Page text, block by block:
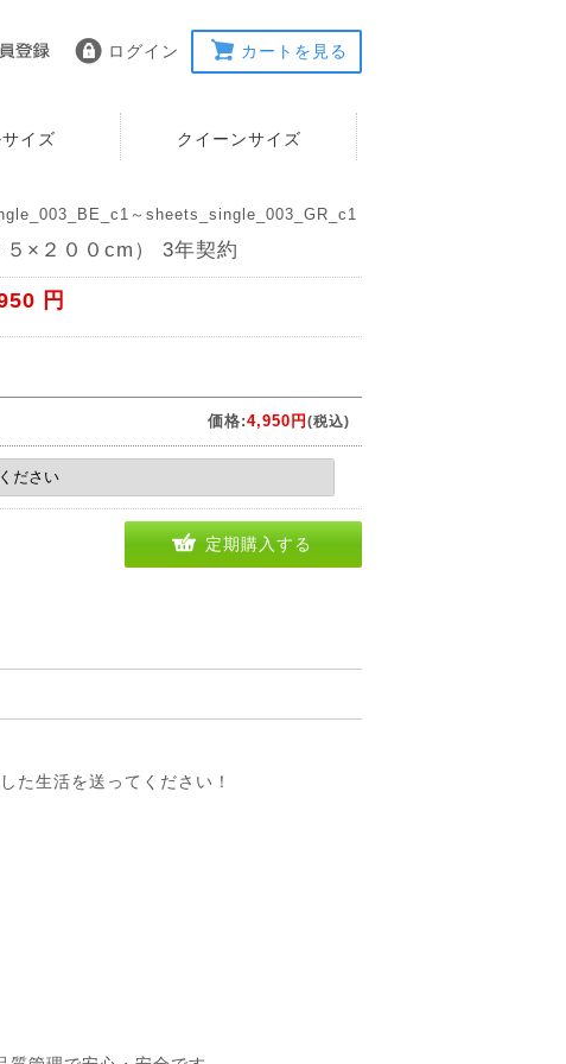
ログイン カートを見る
イズ クイーンサイズ
～sheets_single_003_GR_c1
×２００cm） 3年契約
円
価格:4,950円 (税込)
定期購入する
た生活を送ってください！